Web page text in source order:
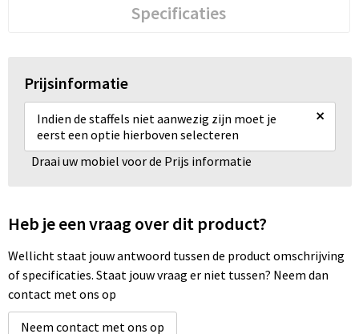
Specificaties
Prijsinformatie
Indien de staffels niet aanwezig zijn moet je
eerst een optie hierboven selecteren
×
Draai uw mobiel voor de Prijs informatie
Heb je een vraag over dit product?
Wellicht staat jouw antwoord tussen de product omschrijving
of specificaties. Staat jouw vraag er niet tussen? Neem dan
contact met ons op
Neem contact met ons op